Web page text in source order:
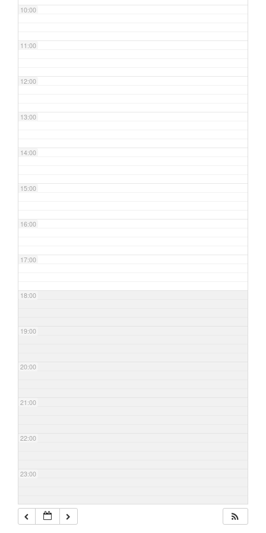
10:00
11:00
12:00
13:00
14:00
15:00
16:00
17:00
18:00
19:00
20:00
21:00
22:00
23:00